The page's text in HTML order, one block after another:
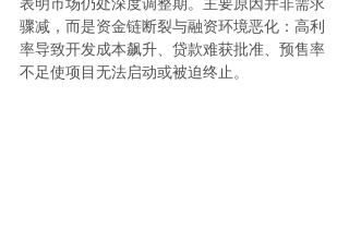
骤减，而是资金链断裂与融资环境恶化：高利
率导致开发成本飙升、贷款难获批准、预售率
不足使项目无法启动或被迫终止。